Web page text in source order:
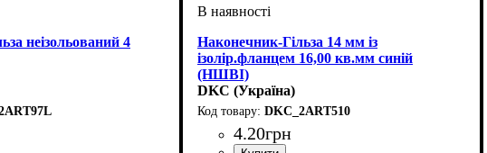
неізольований 4
Наконечник-Гільза 14 мм із
ізолір.фланцем 16,00 кв.мм синій
(НШВІ)
DKC (Україна)
DKC_2ART510
4.20грн